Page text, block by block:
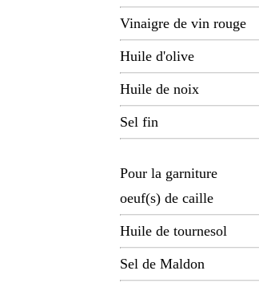
Vinaigre de vin rouge
Huile d'olive
Huile de noix
Sel fin
Pour la garniture
oeuf(s) de caille
Huile de tournesol
Sel de Maldon